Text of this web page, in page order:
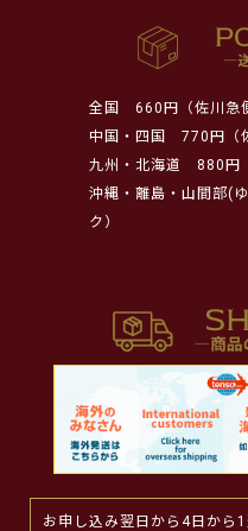
全国
660円（佐川急
中国・四国
770円（
九州・北海道
880円
沖縄・離島・山間部(
ク）
お申し込み翌日から4日から